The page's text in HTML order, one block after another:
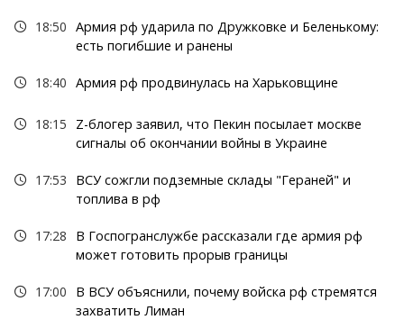
18:50 Армия рф ударила по Дружковке и Беленькому:
есть погибшие и ранены
18:40 Армия рф продвинулась на Харьковщине
18:15
Z-блогер заявил, что Пекин посылает москве
сигналы об окончании войны в Украине
17:53
ВСУ сожгли подземные склады "Гераней" и
топлива в рф
17:28
В Госпогранслужбе рассказали где армия рф
может готовить прорыв границы
17:00
В ВСУ объяснили, почему войска рф стремятся
захватить Лиман